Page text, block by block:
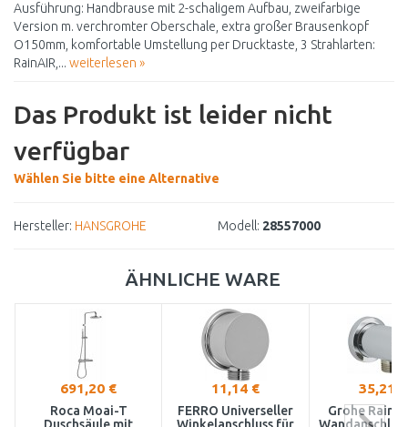
Ausführung: Handbrause mit 2-schaligem Aufbau, zweifarbige
Version m. verchromter Oberschale, extra großer Brausenkopf
O150mm, komfortable Umstellung per Drucktaste, 3 Strahlarten:
RainAIR,... weiterlesen »
Das Produkt ist leider nicht
verfügbar
Wählen Sie bitte eine Alternative
Hersteller: HANSGROHE Modell: 28557000
ÄHNLICHE WARE
691,20 €
Roca Moai-T
11,14 €
FERRO Universeller
35,21 €
Grohe